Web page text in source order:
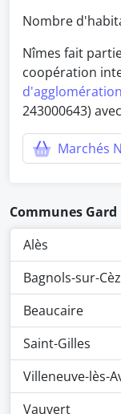
Nombre
Nîmes fait
coopération
243000643)
Marchés
Communes Gard
Alès
Bagnols-sur-
Beaucaire
Saint-Gilles
Villeneuve-lès-
Vauvert